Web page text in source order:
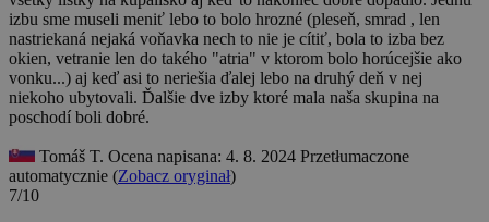
izbu sme museli meniť lebo to bolo hrozné (pleseň, smrad , len
nastriekaná nejaká voňavka nech to nie je cítiť, bola to izba bez
okien, vetranie len do takého "atria" v ktorom bolo horúcejšie ako
vonku...) aj keď asi to neriešia ďalej lebo na druhý deň v nej
niekoho ubytovali. Ďalšie dve izby ktoré mala naša skupina na
poschodí boli dobré.
Tomáš T. Ocena napisana: 4. 8. 2024 Przetłumaczone
automatycznie (Zobacz oryginał)
7/10